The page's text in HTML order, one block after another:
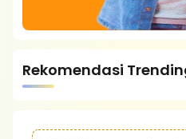
Rekomendasi